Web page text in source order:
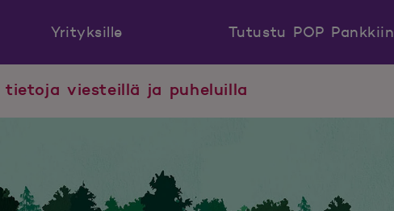
Yrityksille
Tutustu POP Pankkiin
viesteillä ja puheluilla